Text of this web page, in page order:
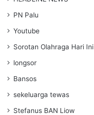
PN Palu
Youtube
Sorotan Olahraga Hari Ini
longsor
Bansos
sekeluarga tewas
Stefanus BAN Liow